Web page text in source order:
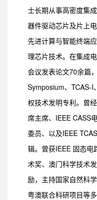
士长期从事高密度集
器件驱动芯片及片上
先进计算与智能终端
理芯片技术。在集成
会议发表论文70余篇
Symposium、TCAS-I
权技术发明专利。曾
席主席、IEEE CASS
委员、以及IEEE
辑。曾获IEEE 固态电
术奖、澳门科学技术
励，主持国家自然科
粤澳联合科研项目等多